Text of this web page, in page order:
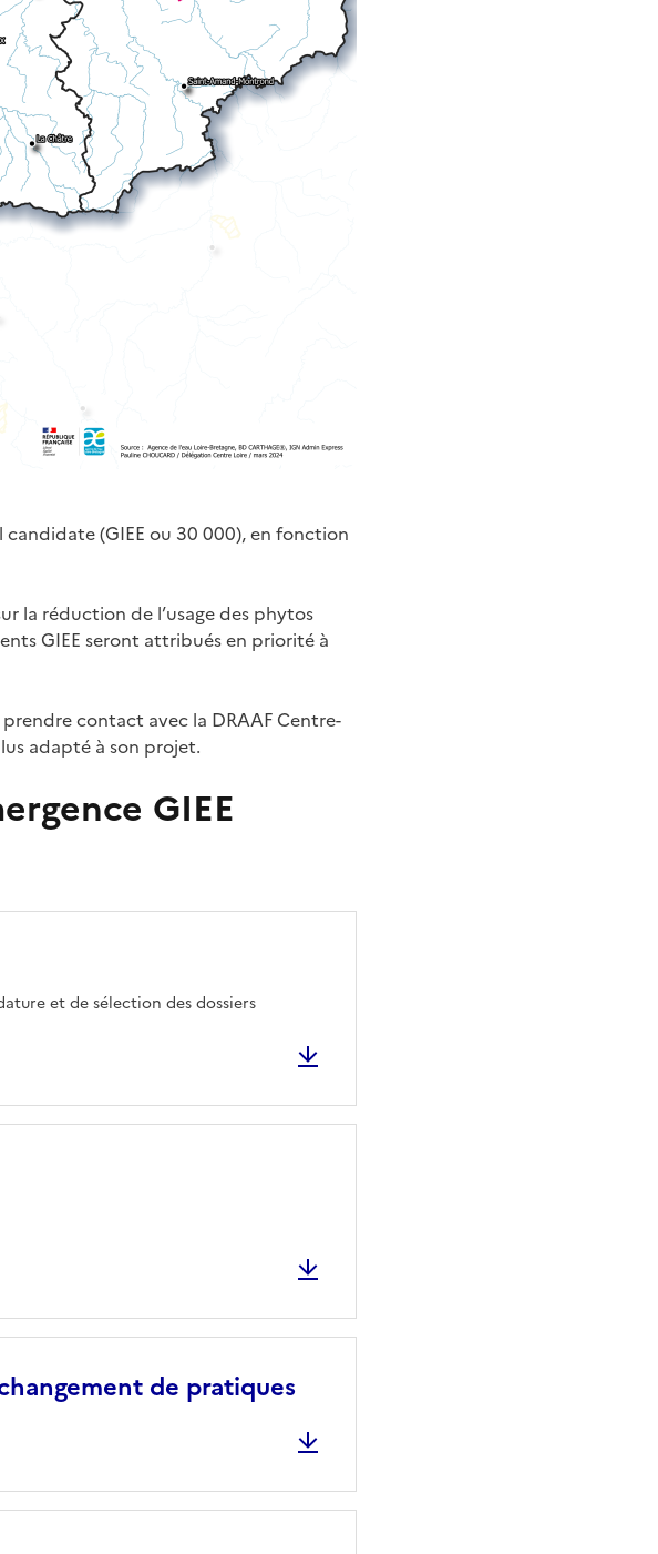
(GIEE ou 30 000), en fonction
la réduction de l’usage des phytos
GIEE seront attribués en priorité à
contact avec la DRAAF Centre-
adapté à son projet.
GIEE
et de sélection des dossiers
de pratiques